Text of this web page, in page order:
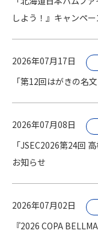
しよう！』キャンペ
2026年07月17日
「第12回はがきの名
2026年07月08日
「JSEC2026第24回
お知らせ
2026年07月02日
『2026 COPA